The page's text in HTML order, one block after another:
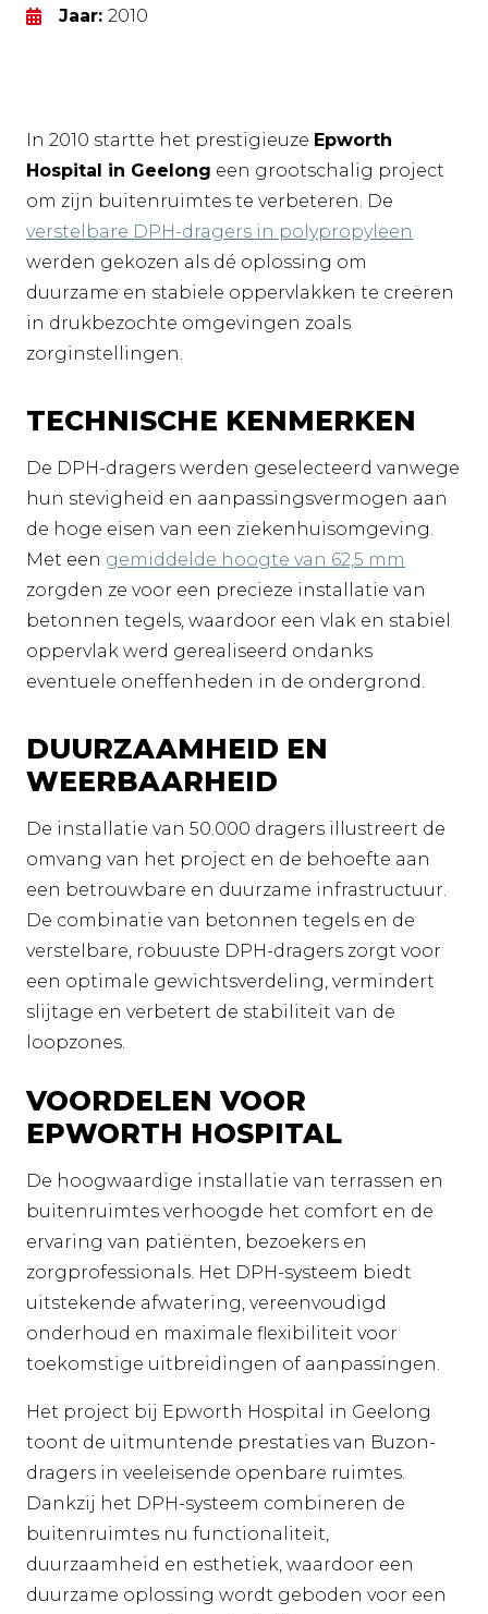
Jaar:2010
In 2010 startte het prestigieuze Epworth
Hospital in Geelong een grootschalig project
om zijn buitenruimtes te verbeteren. De
verstelbare DPH-dragers in polypropyleen
werden gekozen als dé oplossing om
duurzame en stabiele oppervlakken te creëren
in drukbezochte omgevingen zoals
zorginstellingen.
TECHNISCHE KENMERKEN
De DPH-dragers werden geselecteerd vanwege
hun stevigheid en aanpassingsvermogen aan
de hoge eisen van een ziekenhuisomgeving.
Met een gemiddelde hoogte van 62,5 mm
zorgden ze voor een precieze installatie van
betonnen tegels, waardoor een vlak en stabiel
oppervlak werd gerealiseerd ondanks
eventuele oneffenheden in de ondergrond.
DUURZAAMHEID EN
WEERBAARHEID
De installatie van 50.000 dragers illustreert de
omvang van het project en de behoefte aan
een betrouwbare en duurzame infrastructuur.
De combinatie van betonnen tegels en de
verstelbare, robuuste DPH-dragers zorgt voor
een optimale gewichtsverdeling, vermindert
slijtage en verbetert de stabiliteit van de
loopzones.
VOORDELEN VOOR
EPWORTH HOSPITAL
De hoogwaardige installatie van terrassen en
buitenruimtes verhoogde het comfort en de
ervaring van patiënten, bezoekers en
zorgprofessionals. Het DPH-systeem biedt
uitstekende afwatering, vereenvoudigd
onderhoud en maximale flexibiliteit voor
toekomstige uitbreidingen of aanpassingen.
Het project bij Epworth Hospital in Geelong
toont de uitmuntende prestaties van Buzon-
dragers in veeleisende openbare ruimtes.
Dankzij het DPH-systeem combineren de
buitenruimtes nu functionaliteit,
duurzaamheid en esthetiek, waardoor een
duurzame oplossing wordt geboden voor een